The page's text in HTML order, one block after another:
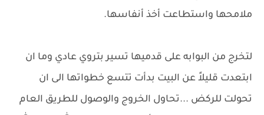
ملامحها واستطاعت أخذ أنفاسها.
لتخرج من البوابه على قدميها تسير بتروي عادي وما ان
ابتعدت قليلاً عن البيت بدأت تتسع خطواتها الى ان
تحولت للركض ...تحاول الخروج والوصول للطريق العام